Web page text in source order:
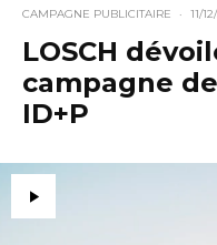
CAMPAGNE PUBLICITAIRE · 11/
LOSCH
campagne
ID+P